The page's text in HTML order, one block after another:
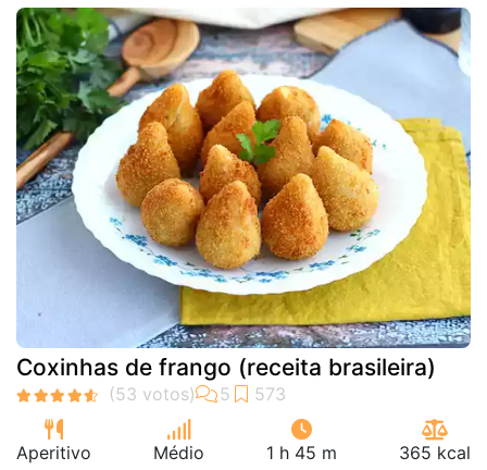
Coxinhas de frango (receita brasileira)
Aperitivo Médio 1 h 45 m 365 kcal